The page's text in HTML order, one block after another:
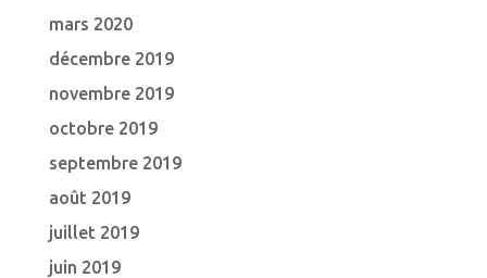
mars 2020
décembre 2019
novembre 2019
octobre 2019
septembre 2019
août 2019
juillet 2019
juin 2019